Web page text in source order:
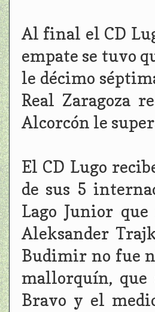
Al final el CD
empate se tuvo
le décimo
Real Zaragoza
Alcorcón le
El CD Lugo
de sus 5
Lago Junior
Aleksander
Budimir no fue
mallorquín,
Bravo y el